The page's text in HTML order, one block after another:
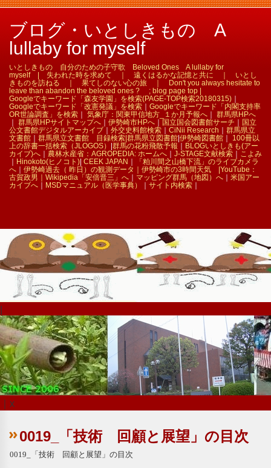
ブログ・いとしきもの A
lullaby for myself
いとしきもの 自分のための子守歌 Beloved Ones A lullaby for
myself | 失われた時を求めて ｜ 遠くはるかな記憶と共に ｜ いとし
きものを訪ねる ｜ 果てしのない心の旅 ｜ Don't you always hesitate to
leave than abandon the beloved ones ? ; blog page top |
Googleでキーワード「森友学園」を検索(PAGE-TOP検索20180315)
Googleでキーワード「改憲発議」を検索
Googleでキーワード「内閣支持率
OR世論調査」を検索
気象庁：関東甲信地方_１か月予報へ
群馬県HPへ
群馬県HPサイトマップへ 伊勢崎市HPへ 国立国会図書館サーチ
国立
公文書館デジタルアーカイブ
外交史料館検索 CiNii Research
群馬県立
文書館
群馬県立文書館 目録検索| 群馬県立図書館 伊勢崎図書館
100冊以
上の辞書一括検索（JLOGOS）
群馬の花粉飛散予報
BLOGいとしきも(アー
カイブ)へ
農林水産省：AGROPEDIA: ホームへ J-STAGE文献検索
こよみ
Hinokoto(ヒノコト) CEEK JAPAN
「粕川間之山橋下流」のライブカメラ
へ
伊勢崎過去（ 昨日）の観測データ｜ 伊勢崎市の3時間天気 | YouTube：
古賀政男｜ Wikipedia「安倍晋三」へ マッピング群馬（地図）へ
米国アー
カイブへ
MSDマニュアル（医学事典） サイト内検索
｜x
0019_「技術 回顧と展望」の目次
0019_「技術 回顧と展望」の目次